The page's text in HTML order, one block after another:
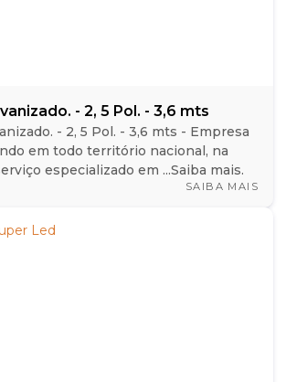
- 2, 5 Pol. - 3,6 mts
- 2, 5 Pol. - 3,6 mts - Empresa
em todo território nacional, na
especializado em ...Saiba mais.
SAIBA MAIS